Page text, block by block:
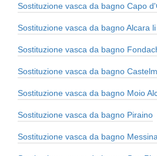
Sostituzione vasca da bagno Capo
Sostituzione vasca da bagno Alcara
Sostituzione vasca da bagno
Sostituzione vasca da bagno
Sostituzione vasca da bagno Moio
Sostituzione vasca da bagno Piraino
Sostituzione vasca da bagno Messina